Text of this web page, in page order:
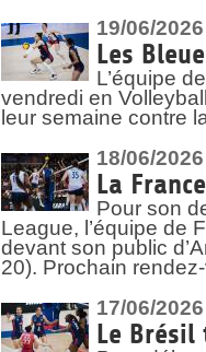
19/06/2026
Les
L’équipe
vendredi en
leur semaine contre
18/06/2026
La
Pour son
League, l’équipe de
devant son public
20). Prochain
17/06/2026
Le